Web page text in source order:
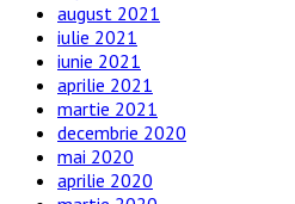
august 2021
iulie 2021
iunie 2021
aprilie 2021
martie 2021
decembrie 2020
mai 2020
aprilie 2020